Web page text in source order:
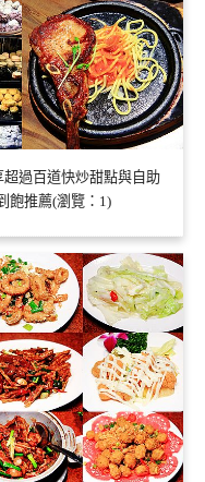
過百道快炒甜點與自助
飽推薦(瀏覽：1)